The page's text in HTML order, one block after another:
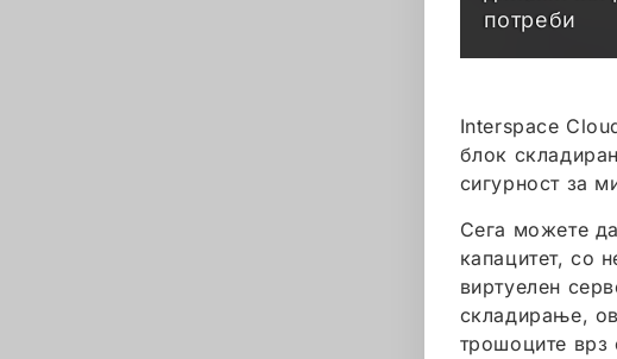
потреби
Interspace
блок
сигурност за
Сега можете
капацитет, со
виртуелен
складирање,
трошоците